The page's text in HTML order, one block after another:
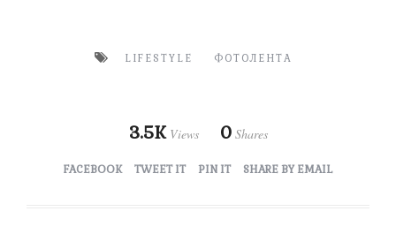
LIFESTYLE ФОТОЛЕНТА
3.5K Views 0 Shares
FACEBOOK TWEET IT PIN IT SHARE BY EMAIL